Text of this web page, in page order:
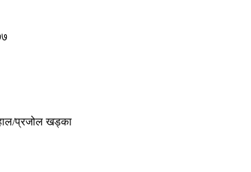
प्रजोल खड्का